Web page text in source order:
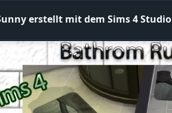
erstellt mit dem Sims 4 Studio